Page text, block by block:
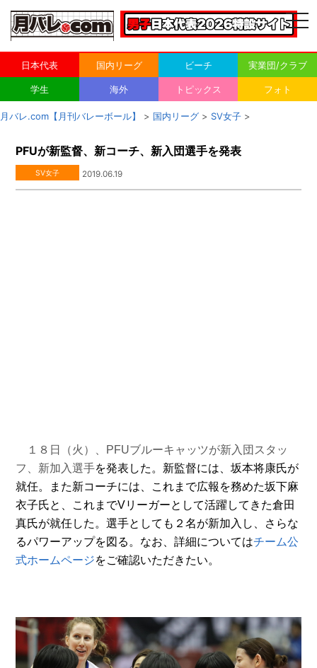
日本代表 国内リーグ ビーチ 実業団/クラブ
学生 海外 トピックス フォト
月バレ.com【月刊バレーボール】 > 国内リーグ > SV女子 >
PFUが新監督、新コーチ、新入団選手を発表
SV女子 2019.06.19
１８日（火）、PFUブルーキャッツが新入団スタッ
フ、新加入選手を発表した。新監督には、坂本将康氏が
就任。また新コーチには、これまで広報を務めた坂下麻
衣子氏と、これまでVリーガーとして活躍してきた倉田
真氏が就任した。選手としても２名が新加入し、さらな
るパワーアップを図る。なお、詳細についてはチーム公
式ホームページをご確認いただきたい。